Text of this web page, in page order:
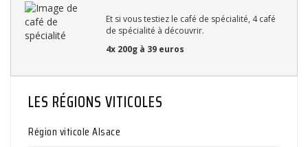
Et si vous testiez le café de spécialité, 4 café
de spécialité à découvrir.
4x 200g à 39 euros
LES RÉGIONS VITICOLES
Région viticole Alsace